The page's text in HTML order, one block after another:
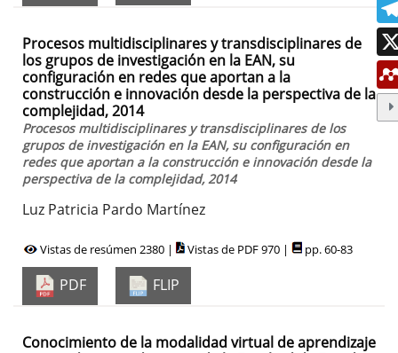
Procesos multidisciplinares y transdisciplinares de
los grupos de investigación en la EAN, su
configuración en redes que aportan a la
construcción e innovación desde la perspectiva de la
complejidad, 2014
Procesos multidisciplinares y transdisciplinares de los
grupos de investigación en la EAN, su configuración en
redes que aportan a la construcción e innovación desde la
perspectiva de la complejidad, 2014
Luz Patricia Pardo Martínez
Vistas de resúmen 2380 | Vistas de PDF 970 | pp. 60-83
PDF FLIP
Conocimiento de la modalidad virtual de aprendizaje